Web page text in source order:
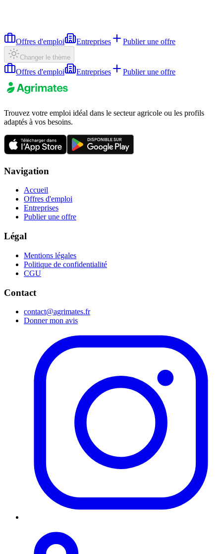
Offres d'emploi Entreprises Publier une offre
Changer le thème
Offres d'emploi Entreprises Publier une offre
Trouvez votre emploi idéal dans le secteur agricole ou les profils
adaptés à vos besoins.
Navigation
Accueil
Offres d'emploi
Entreprises
Publier une offre
Légal
Mentions légales
Politique de confidentialité
CGU
Contact
contact@agrimates.fr
Donner mon avis